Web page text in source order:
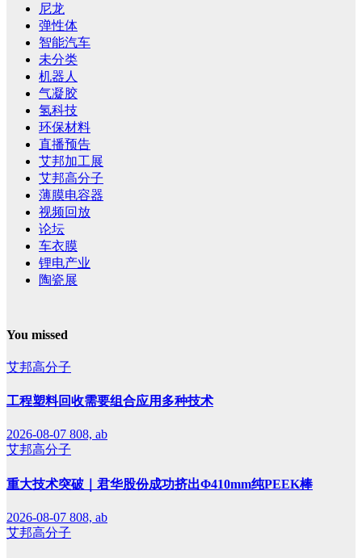
尼龙
弹性体
智能汽车
未分类
机器人
气凝胶
氢科技
环保材料
直播预告
艾邦加工展
艾邦高分子
薄膜电容器
视频回放
论坛
车衣膜
锂电产业
陶瓷展
You missed
艾邦高分子
工程塑料回收需要组合应用多种技术
2026-08-07 808, ab
艾邦高分子
重大技术突破｜君华股份成功挤出Φ410mm纯PEEK棒
2026-08-07 808, ab
艾邦高分子